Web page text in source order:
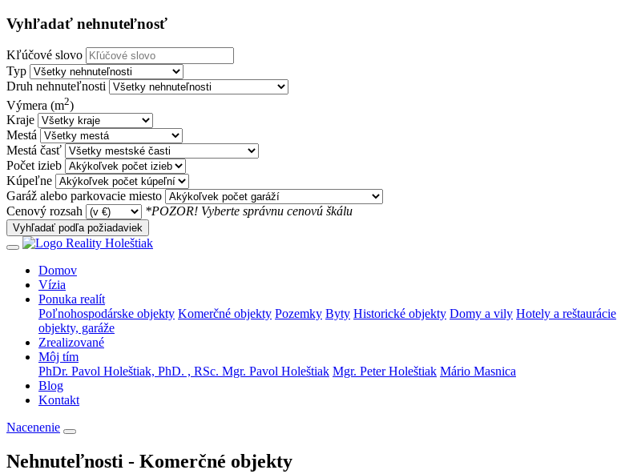
Vyhľadať nehnuteľnosť
Kľúčové slovo
Typ
Druh nehnuteľnosti
Výmera (m2)
Kraje
Mestá
Mestá časť
Počet izieb
Kúpeľne
Garáž alebo parkovacie miesto
Cenový rozsah
*POZOR! Vyberte správnu cenovú škálu
Vyhľadať podľa požiadaviek
Domov
Vízia
Ponuka realít
Poľnohospodárske objekty Komerčné objekty Pozemky Byty Historické objekty Domy a vily Hotely a reštaurácie
objekty, garáže
Zrealizované
Môj tím
PhDr. Pavol Holeštiak, PhD. , RSc. Mgr. Pavol Holeštiak Mgr. Peter Holeštiak Mário Masnica
Blog
Kontakt
Nacenenie
Nehnuteľnosti - Komerčné objekty